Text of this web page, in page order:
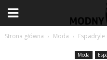
Strona główna Moda Espadryle
Moda